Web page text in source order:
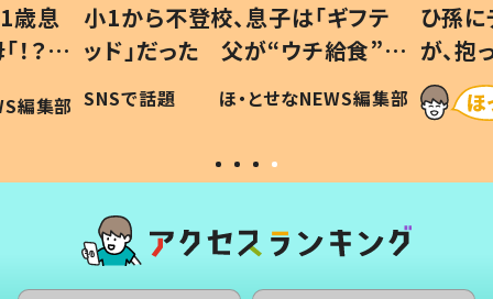
歳息
？」
編集部
小1から不登校、息子は「ギフテ
ッド」だった 父が“ウチ給食”を
作り続ける理由とは #令和の親
#令和の子
SNSで話題 ほ・とせなNEWS編集部
ひ孫
が、
「涙が
い」